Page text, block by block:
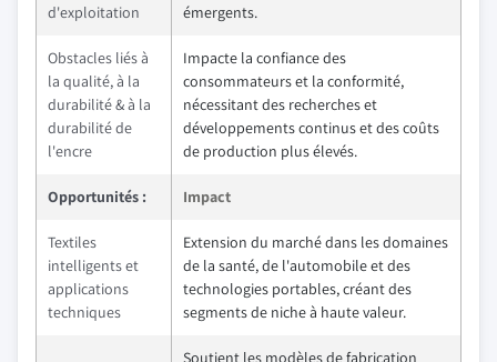
d'exploitation
émergents.
Obstacles liés à
la qualité, à la
durabilité & à la
durabilité de
l'encre
Impacte la confiance des
consommateurs et la conformité,
nécessitant des recherches et
développements continus et des coûts
de production plus élevés.
Opportunités : Impact
Textiles
intelligents et
applications
techniques
Extension du marché dans les domaines
de la santé, de l'automobile et des
technologies portables, créant des
segments de niche à haute valeur.
Soutient les modèles de fabrication